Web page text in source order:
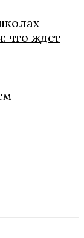
что ждет